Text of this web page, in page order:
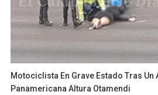
Motociclista En Grave Estado Tras Un
Panamericana Altura Otamendi